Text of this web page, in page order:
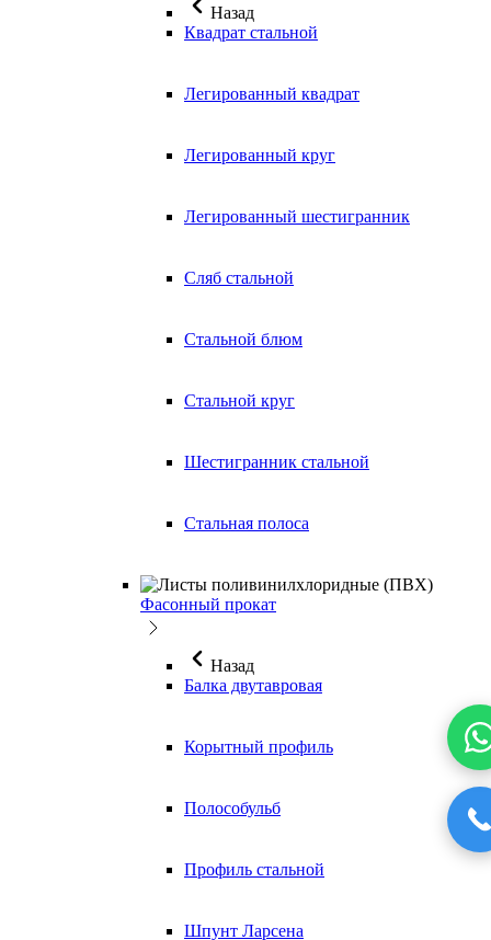
Назад
Квадрат стальной
Легированный квадрат
Легированный круг
Легированный шестигранник
Сляб стальной
Стальной блюм
Стальной круг
Шестигранник стальной
Стальная полоса
Фасонный прокат
Назад
Балка двутавровая
Корытный профиль
Полособульб
Профиль стальной
Шпунт Ларсена